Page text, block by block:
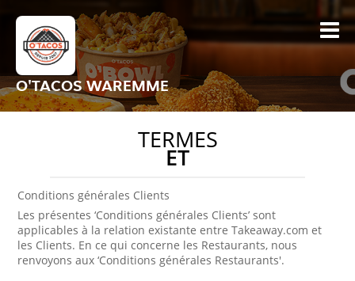
O'TACOS WAREMME
TERMES
ET
Conditions générales Clients
Les présentes ‘Conditions générales Clients’ sont
applicables à la relation existante entre Takeaway.com et
les Clients. En ce qui concerne les Restaurants, nous
renvoyons aux ‘Conditions générales Restaurants'.